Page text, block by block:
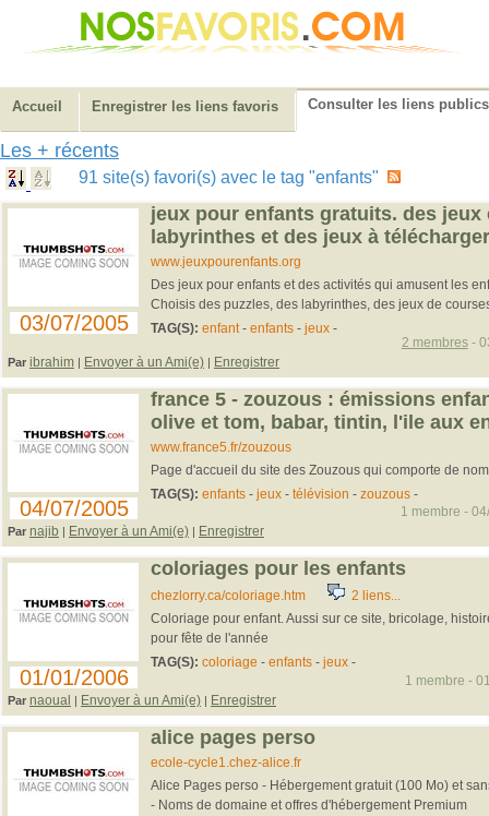
Accueil Enregistrer les liens favoris Consulter les liens publics
Les + récents
91 site(s) favori(s) avec le tag "enfants"
03/07/2005
jeux pour enfants gratuits. des jeux
labyrinthes et des jeux à
www.jeuxpourenfants.org
Des jeux pour enfants et des activités qui amusent les
Choisis des puzzles, des labyrinthes, des jeux de
TAG(S): enfant- enfants- jeux-
Par ibrahim | Envoyer à un Ami(e) | Enregistrer
2 membres-
04/07/2005
france 5 - zouzous : émissions
olive et tom, babar, tintin, l'ile aux
www.france5.fr/zouzous
Page d'accueil du site des Zouzous qui comporte de
TAG(S): enfants- jeux- télévision - zouzous-
Par najib | Envoyer à un Ami(e) | Enregistrer
1 membre -
01/01/2006
coloriages pour les enfants
chezlorry.ca/coloriage.htm 2 liens...
Coloriage pour enfant. Aussi sur ce site, bricolage,
pour fête de l'année
TAG(S): coloriage - enfants- jeux-
Par naoual | Envoyer à un Ami(e) | Enregistrer
1 membre -
alice pages perso
ecole-cycle1.chez-alice.fr
Alice Pages perso - Hébergement gratuit (100 Mo) et
- Noms de domaine et offres d'hébergement Premium